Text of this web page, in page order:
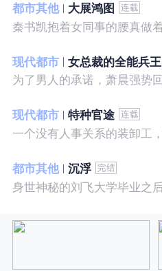
都市其他
大展鸿图
现代都市
女总裁的全能兵王
现代都市
特种官途
都市其他
沉浮